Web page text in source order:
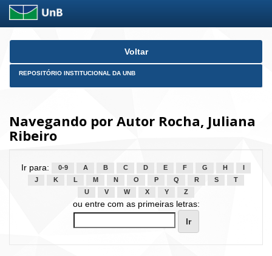
Skip
Voltar
REPOSITÓRIO INSTITUCIONAL DA UNB
Navegando por Autor Rocha, Juliana
Ribeiro
Ir para: 0-9 A B C D E F G H
J
K L M N O P Q R S
T
U
V W X Y Z
ou entre com as primeiras letras: